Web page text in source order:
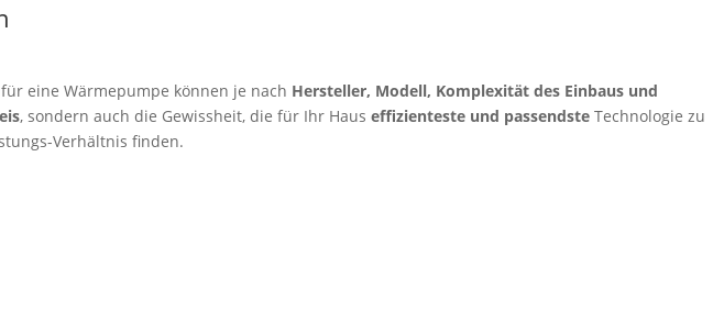
eine Wärmepumpe können je nach Hersteller, Modell, Komplexität des Einbaus und
, sondern auch die Gewissheit, die für Ihr Haus effizienteste und passendste Technologie zu
Verhältnis finden.